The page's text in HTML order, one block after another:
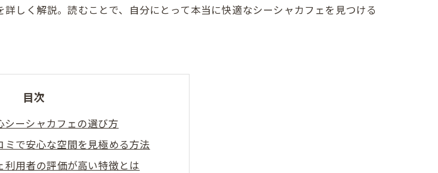
しく解説。読むことで、自分にとって本当に快適なシーシャカフェを見つける
目次
シーシャカフェの選び方
ミで安心な空間を見極める方法
利用者の評価が高い特徴とは